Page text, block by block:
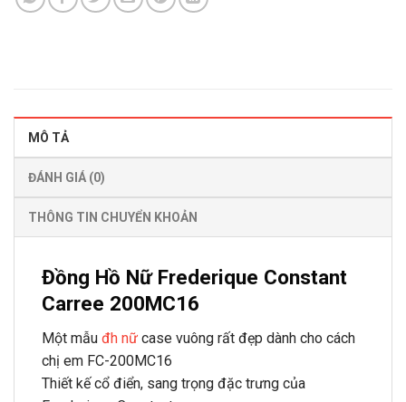
MÔ TẢ
ĐÁNH GIÁ (0)
THÔNG TIN CHUYỂN KHOẢN
Đồng Hồ Nữ Frederique Constant
Carree 200MC16
Một mẫu đh nữ case vuông rất đẹp dành cho cách
chị em FC-200MC16
Thiết kế cổ điển, sang trọng đặc trưng của